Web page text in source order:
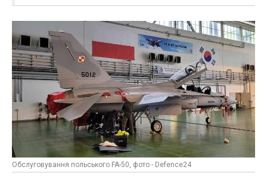
Обслуговування польського FA-50, фото - Defence24